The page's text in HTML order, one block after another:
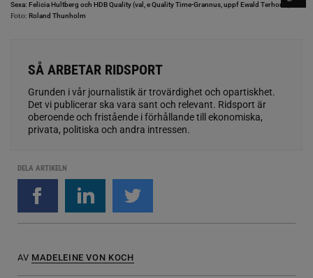
Sexa: Felicia Hultberg och HDB Quality (val, e Quality Time-Grannus, uppf Ewald Terhorst).
Foto: Roland Thunholm
SÅ ARBETAR RIDSPORT
Grunden i vår journalistik är trovärdighet och opartiskhet.
Det vi publicerar ska vara sant och relevant. Ridsport är
oberoende och fristående i förhållande till ekonomiska,
privata, politiska och andra intressen.
DELA ARTIKELN
AV MADELEINE VON KOCH